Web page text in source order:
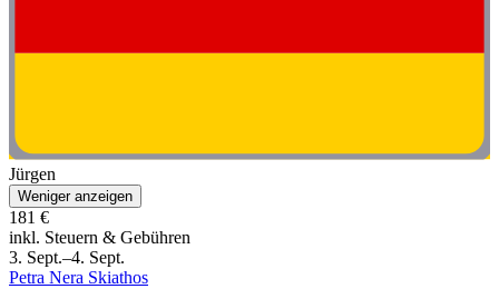
Jürgen
Weniger anzeigen
181 €
inkl. Steuern & Gebühren
3. Sept.–4. Sept.
Petra Nera Skiathos